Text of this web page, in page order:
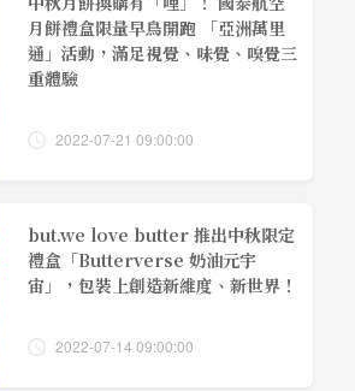
月餅禮盒限量早鳥開跑 「亞洲萬里
通」活動，滿足視覺、味覺、嗅覺三
重體驗
2022-07-21 09:00:00
but.we love butter 推出中秋限定
禮盒「Butterverse 奶油元宇
宙」，包裝上創造新維度、新世界！
2022-07-14 09:00:00